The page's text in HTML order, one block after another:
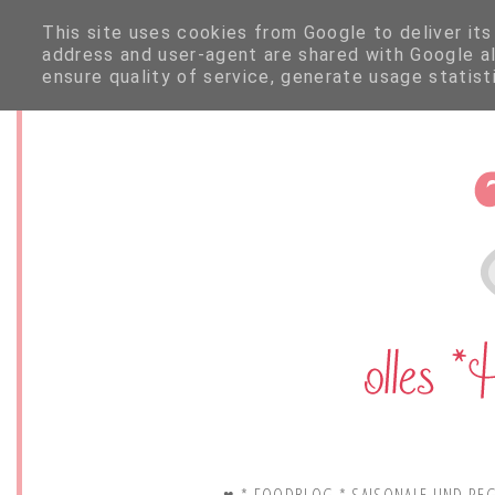
This site uses cookies from Google to deliver
address and user-agent are shared with
ensure quality of service, generate usage